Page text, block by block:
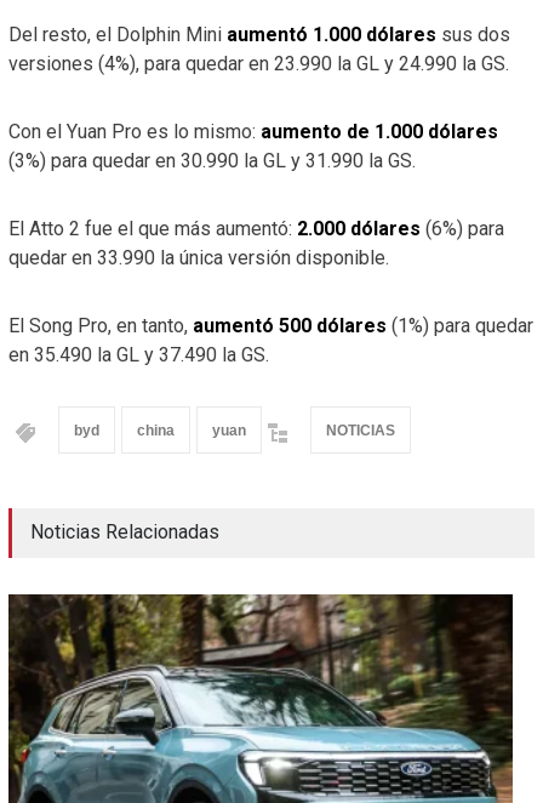
Del resto, el Dolphin Mini aumentó 1.000 dólares sus dos
versiones (4%), para quedar en 23.990 la GL y 24.990 la GS.
Con el Yuan Pro es lo mismo: aumento de 1.000 dólares
(3%) para quedar en 30.990 la GL y 31.990 la GS.
El Atto 2 fue el que más aumentó: 2.000 dólares (6%) para
quedar en 33.990 la única versión disponible.
El Song Pro, en tanto, aumentó 500 dólares (1%) para quedar
en 35.490 la GL y 37.490 la GS.
byd china yuan NOTICIAS
Noticias Relacionadas